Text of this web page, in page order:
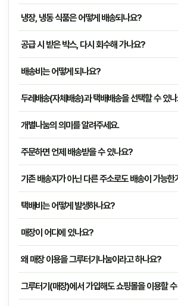
냉장, 냉동 식품은 어떻게 배송되나요?
공급 시 받은 박스, 다시 회수해 가나요?
배송비는 어떻게 되나요?
두레배송(자체배송)과 택배배송을 선택할 수 있
개별나눔의 의미를 알려주세요.
주문하면 언제 배송받을 수 있나요?
기존 배송지가 아닌 다른 주소로도 배송이 가능한
택배비는 어떻게 발생하나요?
매장이 어디에 있나요?
왜 매장 이용을 그루터기나눔이라고 하나요?
그루터기(매장)에서 가입해도 쇼핑몰을 이용할